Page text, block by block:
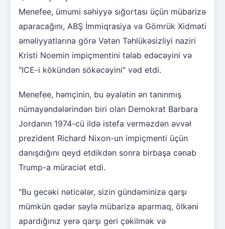
Menefee, ümumi səhiyyə sığortası üçün mübarizə
aparacağını, ABŞ İmmiqrasiya və Gömrük Xidməti
əməliyyatlarına görə Vətən Təhlükəsizliyi naziri
Kristi Noemin impiçmentini tələb edəcəyini və
"ICE-i kökündən sökəcəyini" vəd etdi.
Menefee, həmçinin, bu əyalətin ən tanınmış
nümayəndələrindən biri olan Demokrat Barbara
Jordanın 1974-cü ildə istefa verməzdən əvvəl
prezident Richard Nixon-un impiçmenti üçün
danışdığını qeyd etdikdən sonra birbaşa cənab
Trump-a müraciət etdi.
"Bu gecəki nəticələr, sizin gündəminizə qarşı
mümkün qədər səylə mübarizə aparmaq, ölkəni
apardığınız yerə qarşı geri çəkilmək və